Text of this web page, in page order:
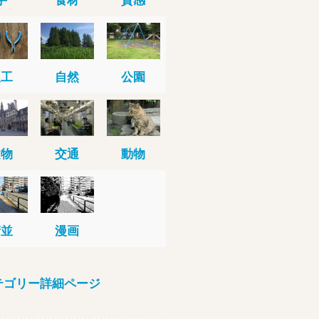
自然 公園
交通 動物
漫画
ゴリー詳細ページ